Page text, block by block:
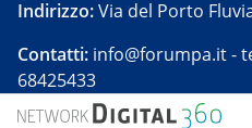
Indirizzo:Via del Porto
Contatti: info@forumpa.it-
68425433